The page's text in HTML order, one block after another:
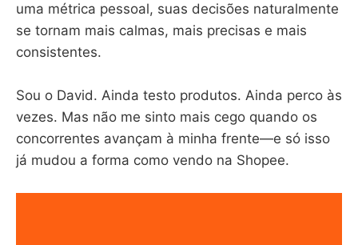
uma métrica pessoal, suas decisões naturalmente
se tornam mais calmas, mais precisas e mais
consistentes.
Sou o David. Ainda testo produtos. Ainda perco às
vezes. Mas não me sinto mais cego quando os
concorrentes avançam à minha frente—e só isso
já mudou a forma como vendo na Shopee.